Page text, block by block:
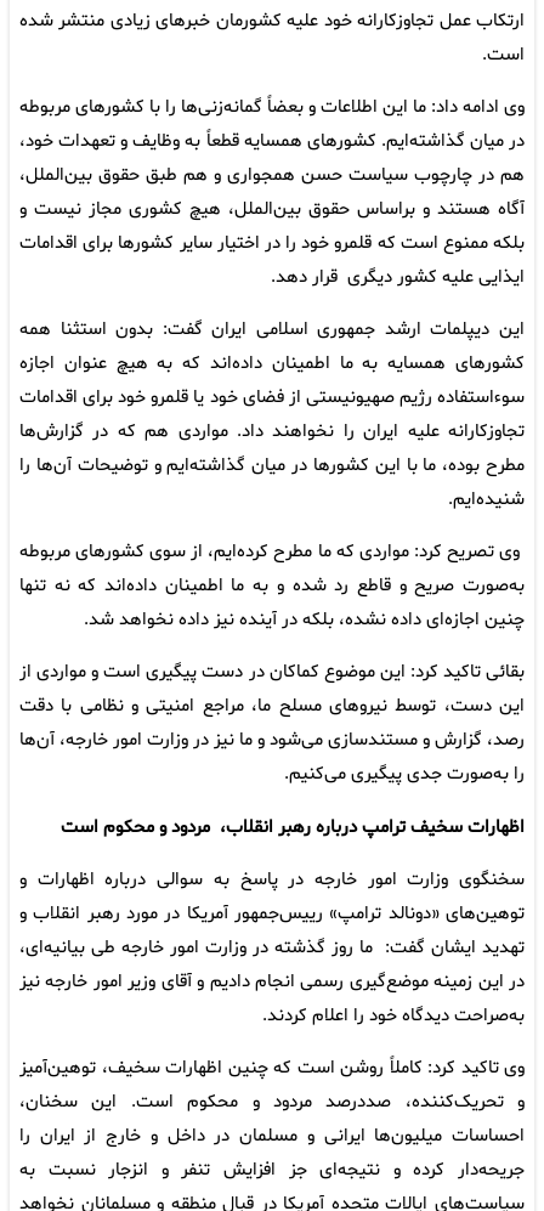
ارتکاب عمل تجاوزکارانه خود علیه کشورمان خبرهای زیادی منتشر شده
است.
وی ادامه داد: ما این اطلاعات و بعضاً گمانه‌زنی‌ها را با کشورهای مربوطه
در میان گذاشته‌ایم. کشورهای همسایه قطعاً به وظایف و تعهدات خود،
هم در چارچوب سیاست حسن همجواری و هم طبق حقوق بین‌الملل،
آگاه هستند و براساس حقوق بین‌الملل، هیچ کشوری مجاز نیست و
بلکه ممنوع است که قلمرو خود را در اختیار سایر کشورها برای اقدامات
ایذایی علیه کشور دیگری قرار دهد.
این دیپلمات ارشد جمهوری اسلامی ایران گفت: بدون استثنا همه
کشورهای همسایه به ما اطمینان داده‌اند که به هیچ عنوان اجازه
سوءاستفاده رژیم صهیونیستی از فضای خود یا قلمرو خود برای اقدامات
تجاوزکارانه علیه ایران را نخواهند داد. مواردی هم که در گزارش‌ها
مطرح بوده، ما با این کشورها در میان گذاشته‌ایم و توضیحات آن‌ها را
شنیده‌ایم.
وی تصریح کرد: مواردی که ما مطرح کرده‌ایم، از سوی کشورهای مربوطه
به‌صورت صریح و قاطع رد شده و به ما اطمینان داده‌اند که نه تنها
چنین اجازه‌ای داده نشده، بلکه در آینده نیز داده نخواهد شد.
بقائی تاکید کرد: این موضوع کماکان در دست پیگیری است و مواردی از
این دست، توسط نیروهای مسلح ما، مراجع امنیتی و نظامی با دقت
رصد، گزارش و مستندسازی می‌شود و ما نیز در وزارت امور خارجه، آن‌ها
را به‌صورت جدی پیگیری می‌کنیم.
اظهارات سخیف ترامپ درباره رهبر انقلاب، مردود و محکوم است
سخنگوی وزارت امور خارجه در پاسخ به سوالی درباره اظهارات و
توهین‌های «دونالد ترامپ» رییس‌جمهور آمریکا در مورد رهبر انقلاب و
تهدید ایشان گفت: ما روز گذشته در وزارت امور خارجه طی بیانیه‌ای،
در این زمینه موضع‌گیری رسمی انجام دادیم و آقای وزیر امور خارجه نیز
به‌صراحت دیدگاه خود را اعلام کردند.
وی تاکید کرد: کاملاً روشن است که چنین اظهارات سخیف، توهین‌آمیز
و تحریک‌کننده، صددرصد مردود و محکوم است. این سخنان،
احساسات میلیون‌ها ایرانی و مسلمان در داخل و خارج از ایران را
جریحه‌دار کرده و نتیجه‌ای جز افزایش تنفر و انزجار نسبت به
سیاست‌های ایالات متحده آمریکا در قبال منطقه و مسلمانان نخواهد